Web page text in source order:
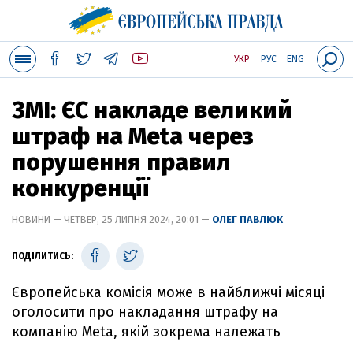
УКР РУС ENG
ЗМІ: ЄС накладе великий
штраф на Meta через
порушення правил
конкуренції
НОВИНИ — ЧЕТВЕР, 25 ЛИПНЯ 2024, 20:01 — ОЛЕГ ПАВЛЮК
ПОДІЛИТИСЬ:
Європейська комісія може в найближчі місяці
оголосити про накладання штрафу на
компанію Meta, якій зокрема належать